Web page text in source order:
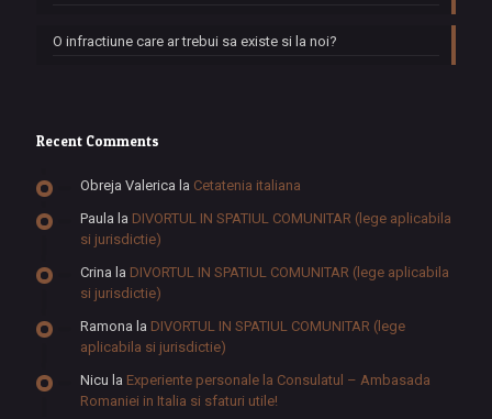
O infractiune care ar trebui sa existe si la noi?
Recent Comments
Obreja Valerica la Cetatenia italiana
Paula la DIVORTUL IN SPATIUL COMUNITAR (lege aplicabila
si jurisdictie)
Crina la DIVORTUL IN SPATIUL COMUNITAR (lege aplicabila
si jurisdictie)
Ramona la DIVORTUL IN SPATIUL COMUNITAR (lege
aplicabila si jurisdictie)
Nicu la Experiente personale la Consulatul – Ambasada
Romaniei in Italia si sfaturi utile!